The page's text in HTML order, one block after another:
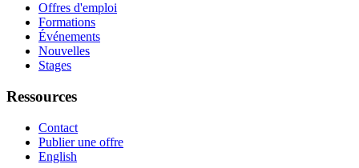
Offres d'emploi
Formations
Événements
Nouvelles
Stages
Ressources
Contact
Publier une offre
English